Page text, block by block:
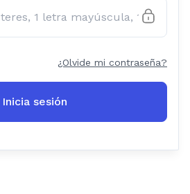
¿Olvide mi contraseña?